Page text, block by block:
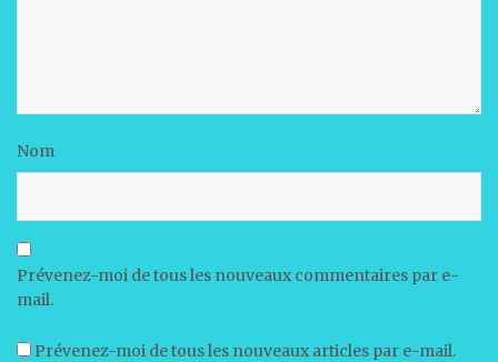
Nom
Prévenez-moi de tous les nouveaux commentaires par e-
mail.
Prévenez-moi de tous les nouveaux articles par e-mail.